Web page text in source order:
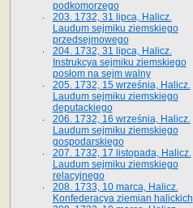
podkomorzego
203. 1732, 31 lipca, Halicz.
Laudum sejmiku ziemskiego
przedsejmowego
204. 1732, 31 lipca, Halicz.
Instrukcya sejmiku ziemskiego
posłom na sejm walny
205. 1732, 15 września, Halicz.
Laudum sejmiku ziemskiego
deputackiego
206. 1732, 16 września, Halicz.
Laudum sejmiku ziemskiego
gospodarskiego
207. 1732, 17 listopada, Halicz.
Laudum sejmiku ziemskiego
relacyjnego
208. 1733, 10 marca, Halicz.
Konfederacya ziemian halickich­